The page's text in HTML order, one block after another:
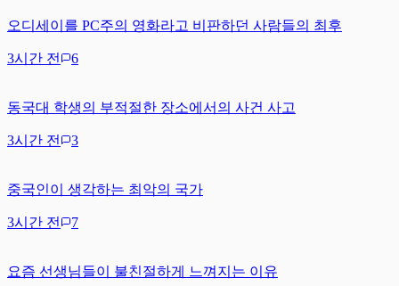
오디세이를 PC주의 영화라고 비판하던 사람들의 최후
3시간 전 6
동국대 학생의 부적절한 장소에서의 사건 사고
3시간 전 3
중국인이 생각하는 최악의 국가
3시간 전 7
요즘 선생님들이 불친절하게 느껴지는 이유